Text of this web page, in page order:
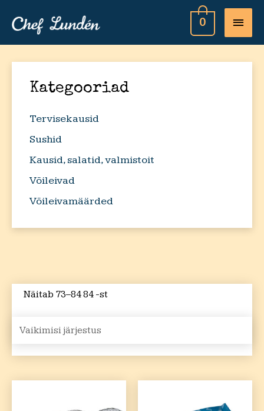
0
Kategooriad
Tervisekausid
Sushid
Kausid, salatid, valmistoit
Võileivad
Võileivamäärded
Näitab 73–84 84 -st